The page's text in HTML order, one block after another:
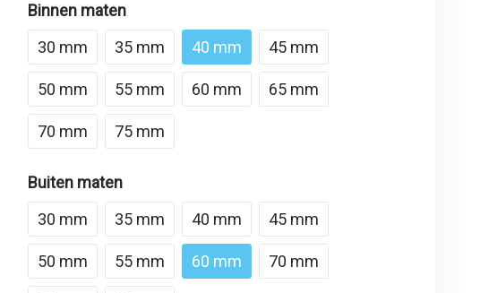
Binnen maten
30 mm
35 mm 40 mm 45 mm
50 mm 55 mm 60 mm 65 mm
70 mm 75 mm
Buiten maten
30 mm
35 mm 40 mm 45 mm
50 mm 55 mm 60 mm 70 mm